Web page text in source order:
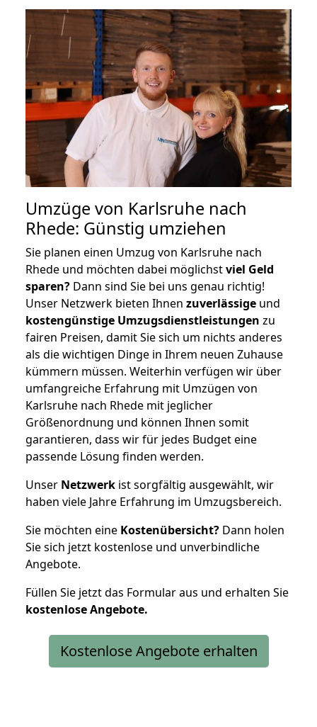
Umzüge von Karlsruhe nach
Rhede: Günstig umziehen
Sie planen einen Umzug von Karlsruhe nach
Rhede und möchten dabei möglichstviel Geld
sparen? Dann sind Sie bei uns genau richtig!
Unser Netzwerk bieten Ihnen zuverlässige und
kostengünstige Umzugsdienstleistungen zu
fairen Preisen, damit Sie sich um nichts anderes
als die wichtigen Dinge in Ihrem neuen Zuhause
kümmern müssen. Weiterhin verfügen wir über
umfangreiche Erfahrung mit Umzügen von
Karlsruhe nach Rhede mit jeglicher
Größenordnung und können Ihnen somit
garantieren, dass wir für jedes Budget eine
passende Lösung finden werden.
Unser Netzwerk ist sorgfältig ausgewählt, wir
haben viele Jahre Erfahrung im Umzugsbereich.
Sie möchten eine Kostenübersicht? Dann holen
Sie sich jetzt kostenlose und unverbindliche
Angebote.
Füllen Sie jetzt das Formular aus und erhalten Sie
kostenloseAngebote.
Kostenlose Angebote erhalten